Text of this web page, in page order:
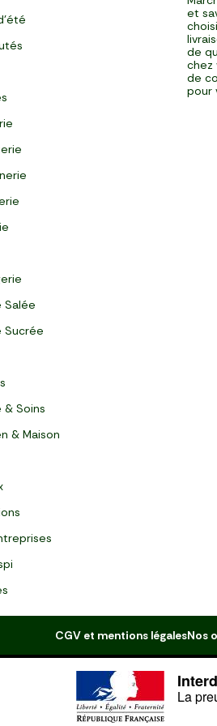
Salée
Sucrée
& Soins
& Maison
et
de
chez
de
pour
CGV et mentions légalesNos
La